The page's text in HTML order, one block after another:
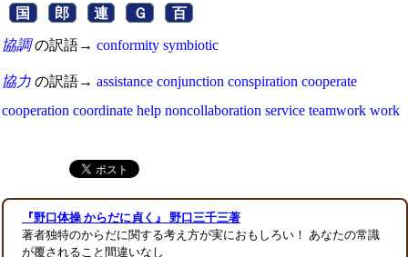
国 郎 連 Ｇ 百
協調の訳語→ conformity symbiotic
協力 の訳語→ assistance conjunction conspiration cooperate
cooperation coordinate help noncollaboration service teamwork work
『野口体操 からだに貞く』 野口三千三著
著者独特のからだに関する考え方が実におもしろい！ あなたの常識
が覆されること間違いなし